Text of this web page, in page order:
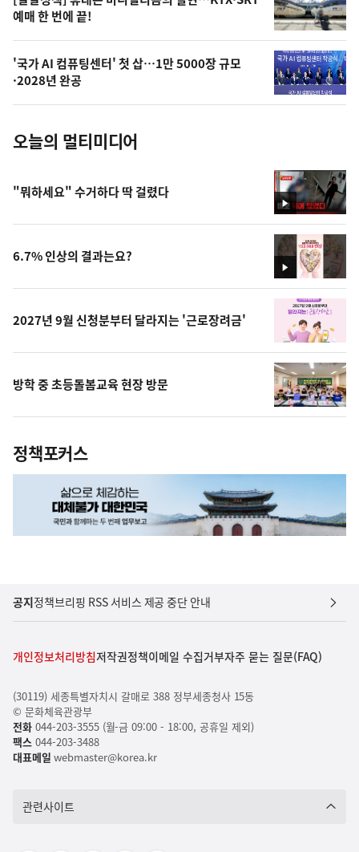
늘
의
사
진
예매 한 번에 끝!
'국가 AI 컴퓨팅센터' 첫 삽…1만 5000장 규모
·2028년 완공
오늘의 멀티미디어
영
상
"뭐하세요" 수거하다 딱 걸렸다
영
상
6.7% 인상의 결과는요?
2027년 9월 신청분부터 달라지는 '근로장려금'
방학 중 초등돌봄교육 현장 방문
정책포커스
공지정책브리핑 RSS 서비스 제공 중단 안내
개인정보처리방침저작권정책이메일 수집거부자주 묻는 질문(FAQ)
(30119) 세종특별자치시 갈매로 388 정부세종청사 15동
© 문화체육관광부
전화044-203-3555 (월-금 09:00 - 18:00, 공휴일 제외)
팩스 044-203-3488
대표메일 webmaster@korea.kr
관련사이트